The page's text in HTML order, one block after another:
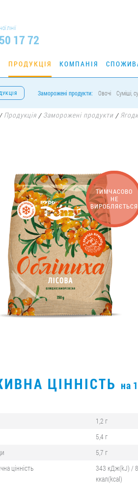
ЛІНІЇ
17 72
ПРОДУКЦІЯ КОМПАНІЯ
Заморожені продукти: Овочі Суміші,
Продукція / Заморожені продукти /
ТИМЧАСОВО
НЕ
ВИРОБЛЯЄТЬСЯ
ЦІННІСТЬ на
1,2 г
5,4 г
5,7 г
цінність
343 кДж(kJ) /
ккал(kcal)